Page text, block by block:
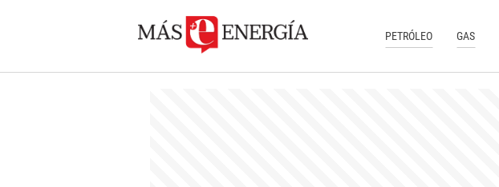
PETRÓLEO GAS